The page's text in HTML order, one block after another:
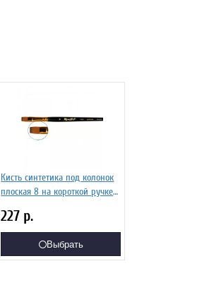
Кисть синтетика под колонок
плоская 8 на короткой ручке
227 р.
Выбрать